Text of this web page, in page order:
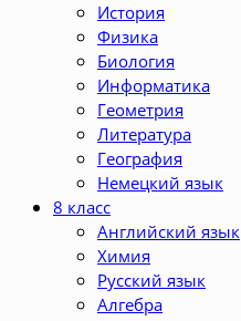
История
Физика
Биология
Информатика
Геометрия
Литература
География
Немецкий язык
8 класс
Английский язык
Химия
Русский язык
Алгебра